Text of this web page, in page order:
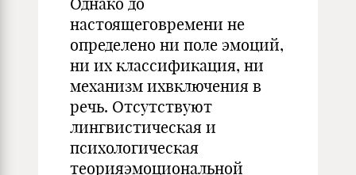
настоящеговремени не
определено ни поле эмоций,
ни их классификация, ни
механизм ихвключения в
речь. Отсутствуют
лингвистическая и
психологическая
теорияэмоциональной